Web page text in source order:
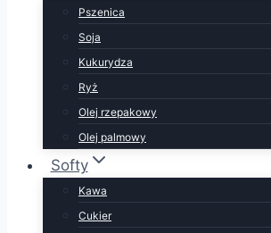
Pszenica
Soja
Kukurydza
Ryż
Olej rzepakowy
Olej palmowy
Softy
Kawa
Cukier